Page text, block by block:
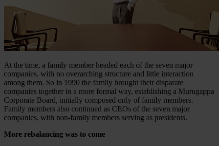
At the time, a family member headed each of the seven major
companies, with no overarching structure and little interaction
among them. So in 1990 the family brought their disparate
companies together in a more formal way, establishing a Murugappa
Corporate Board, initially composed only of family members.
Family members also continued as CEOs of the seven major
companies, with non-family members serving as presidents.
More rebalancing was to come